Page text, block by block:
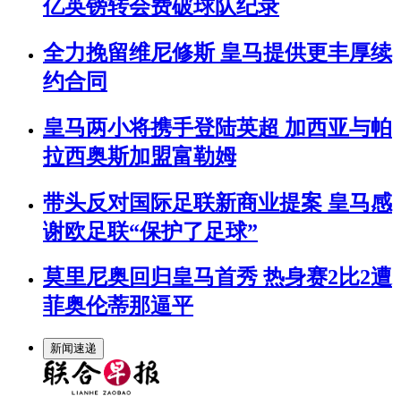
亿英镑转会费破球队纪录
全力挽留维尼修斯 皇马提供更丰厚续
约合同
皇马两小将携手登陆英超 加西亚与帕
拉西奥斯加盟富勒姆
带头反对国际足联新商业提案 皇马感
谢欧足联“保护了足球”
莫里尼奥回归皇马首秀 热身赛2比2遭
菲奥伦蒂那逼平
新闻速递